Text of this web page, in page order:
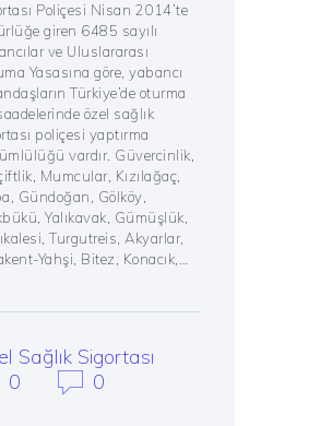
Poliçesi Nisan 2014’te
giren 6485 sayılı
ve Uluslararası
Yasasına göre, yabancı
Türkiye’de oturma
özel sağlık
poliçesi yaptırma
vardır. Güvercinlik,
Mumcular, Kızılağaç,
Gündoğan, Gölköy,
Yalıkavak, Gümüşlük,
Turgutreis, Akyarlar,
Yahşi, Bitez, Konacık,…
Sağlık Sigortası
0
0